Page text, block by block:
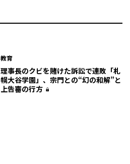
教育
理事長のクビを賭けた訴訟で連敗「札
幌大谷学園」、宗門との“幻の和解”と
上告審の行方